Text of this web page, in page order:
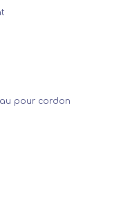
pour cordon